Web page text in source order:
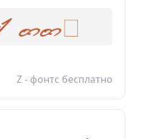
Z - фонтс бесплатно